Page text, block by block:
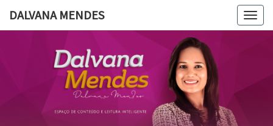
DALVANA MENDES
DALVANA
MENDES
Espaço De
Conteúdo
E Leitura
Inteligente